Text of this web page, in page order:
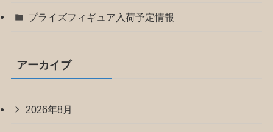
プライズフィギュア入荷予定情報
アーカイブ
2026年8月